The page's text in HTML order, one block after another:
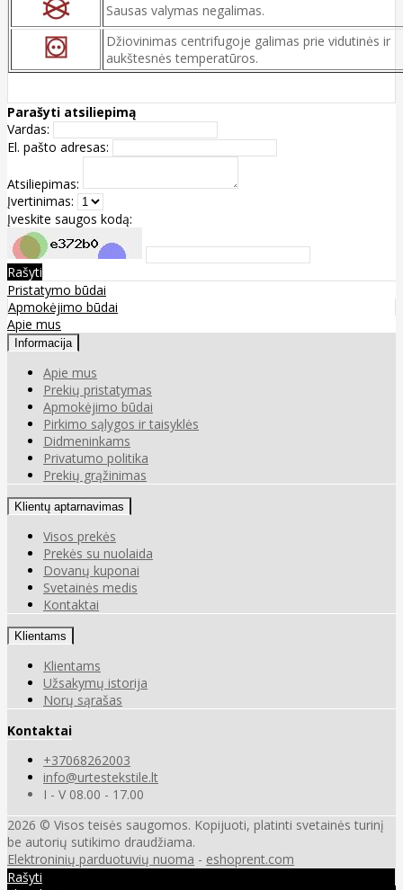
Sausas valymas negalimas.
Džiovinimas centrifugoje galimas prie vidutinės ir
aukštesnės temperatūros.
Parašyti atsiliepimą
Vardas:
El. pašto adresas:
Atsiliepimas:
Įvertinimas:
Įveskite saugos kodą:
Rašyti
Pristatymo būdai
Apmokėjimo būdai
Apie mus
Informacija
Apie mus
Prekių pristatymas
Apmokėjimo būdai
Pirkimo sąlygos ir taisyklės
Didmeninkams
Privatumo politika
Prekių grąžinimas
Klientų aptarnavimas
Visos prekės
Prekės su nuolaida
Dovanų kuponai
Svetainės medis
Kontaktai
Klientams
Klientams
Užsakymų istorija
Norų sąrašas
Kontaktai
+37068262003
info@urtestekstile.lt
I - V 08.00 - 17.00
2026 © Visos teisės saugomos. Kopijuoti, platinti svetainės turinį
be autorių sutikimo draudžiama.
Elektroninių parduotuvių nuoma - eshoprent.com
Rašyti